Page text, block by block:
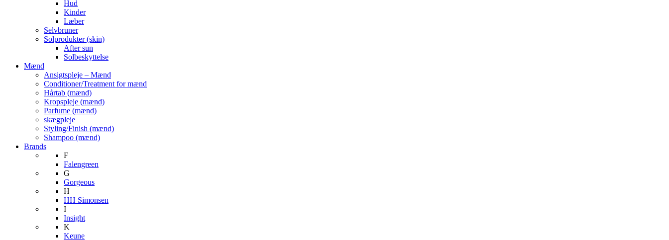
Hud
Kinder
Læber
Selvbruner
Solprodukter (skin)
After sun
Solbeskyttelse
Mænd
Ansigtspleje – Mænd
Conditioner/Treatment for mænd
Hårtab (mænd)
Kropspleje (mænd)
Parfume (mænd)
skægpleje
Styling/Finish (mænd)
Shampoo (mænd)
Brands
F
Falengreen
G
Gorgeous
H
HH Simonsen
I
Insight
K
Keune